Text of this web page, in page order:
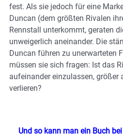
fest. Als sie jedoch für eine
Duncan (dem größten Rivalen
Rennstall unterkommt, geraten
unweigerlich aneinander. Die
Duncan führen zu unerwarteten
müssen sie sich fragen: Ist das
aufeinander einzulassen, größer
verlieren?
Und so kann man ein Buch